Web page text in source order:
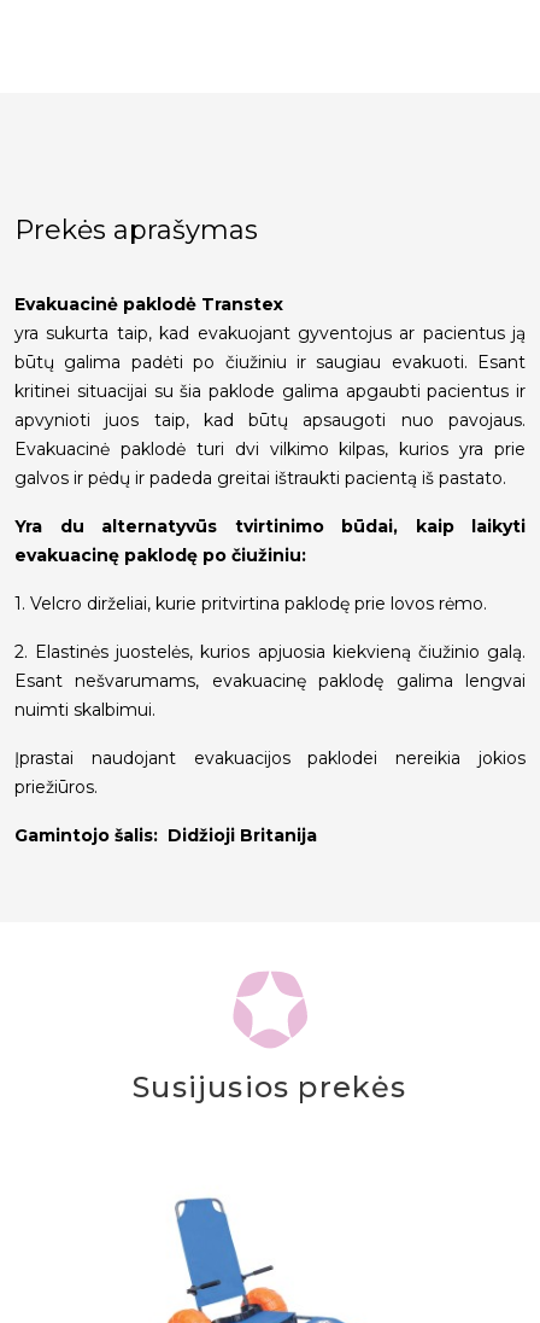
Prekės aprašymas
Evakuacinė paklodė Transtex
yra sukurta taip, kad evakuojant gyventojus ar pacientus ją
būtų galima padėti po čiužiniu ir saugiau evakuoti. Esant
kritinei situacijai su šia paklode galima apgaubti pacientus ir
apvynioti juos taip, kad būtų apsaugoti nuo pavojaus.
Evakuacinė paklodė turi dvi vilkimo kilpas, kurios yra prie
galvos ir pėdų ir padeda greitai ištraukti pacientą iš pastato.
Yra du alternatyvūs tvirtinimo būdai, kaip laikyti
evakuacinę paklodę po čiužiniu:
1. Velcro dirželiai, kurie pritvirtina paklodę prie lovos rėmo.
2. Elastinės juostelės, kurios apjuosia kiekvieną čiužinio galą.
Esant nešvarumams, evakuacinę paklodę galima lengvai
nuimti skalbimui.
Įprastai naudojant evakuacijos paklodei nereikia jokios
priežiūros.
Gamintojo šalis: Didžioji Britanija
Susijusios prekės